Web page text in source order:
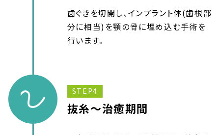
歯ぐきを切開し、インプラント体(歯根部
分に相当)を顎の骨に埋め込む手術を
行います。
STEP4
抜糸～治癒期間